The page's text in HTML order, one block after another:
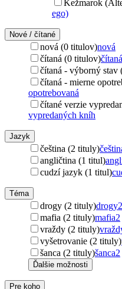
Kežmarok
ego)
Nové / čítané
nová (0 titulov)nová
čítaná (0 titulov)čítaná
čítaná - výborný stav
čítaná - mierne
opotrebovaná
čítané verzie
vypredaných kníh
Jazyk
čeština (2 tituly)
angličtina (1 titul)
cudzí jazyk (1 titul)
Téma
drogy (2 tituly)drogy2
mafia (2 tituly)mafia2
vraždy (2 tituly)
vyšetrovanie (2 tituly)
šanca (2 tituly)šanca2
Ďalšie možnosti
Pre koho